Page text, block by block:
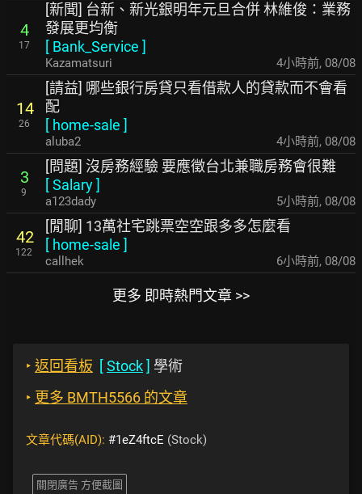
4
17
[新聞] 台新、新光銀明年元旦合併 林維俊：業務
發展更均衡
[ Bank_Service ]
Kazamatsuri 4小時前, 08/08
14
26
[請益] 哪些銀行房貸只看借款人的貸款而不會看
配
[ home-sale ]
aluba2 4小時前, 08/08
3
9
[問題] 沒房務經驗 要應徵台北兼職房務會很難
[Salary]
a123dady 5小時前, 08/08
42
122
[閒聊] 13萬社宅跳票空空跟多多怎麼看
[ home-sale ]
callhek 6小時前, 08/08
更多 即時熱門文章 >>
‣ 返回看板 [Stock] 學術
‣ 更多 BMTH5566 的文章
文章代碼(AID): #1eZ4ftcE (Stock)
關閉廣告 方便截圖